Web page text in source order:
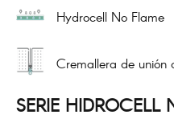
Hydrocell No Flame
Cremallera de unión
SERIE HIDROCELL